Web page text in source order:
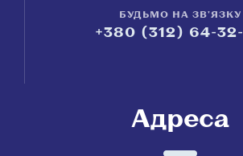
БУДЬМО НА ЗВ'ЯЗКУ
+380 (312) 64-
Адреса